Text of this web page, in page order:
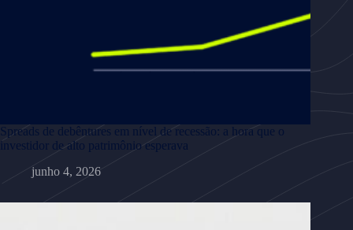
Spreads de debêntures em nível de recessão: a hora que o
investidor de alto patrimônio esperava
junho 4, 2026